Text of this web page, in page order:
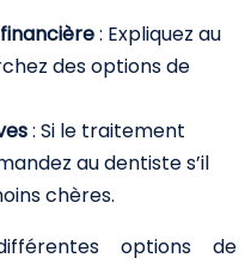
: Expliquez au
des options de
: Si le traitement
au dentiste s’il
chères.
options de